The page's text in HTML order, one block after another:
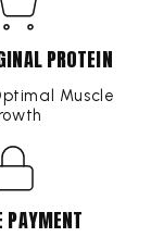
PROTEIN
Muscle
PAYMENT